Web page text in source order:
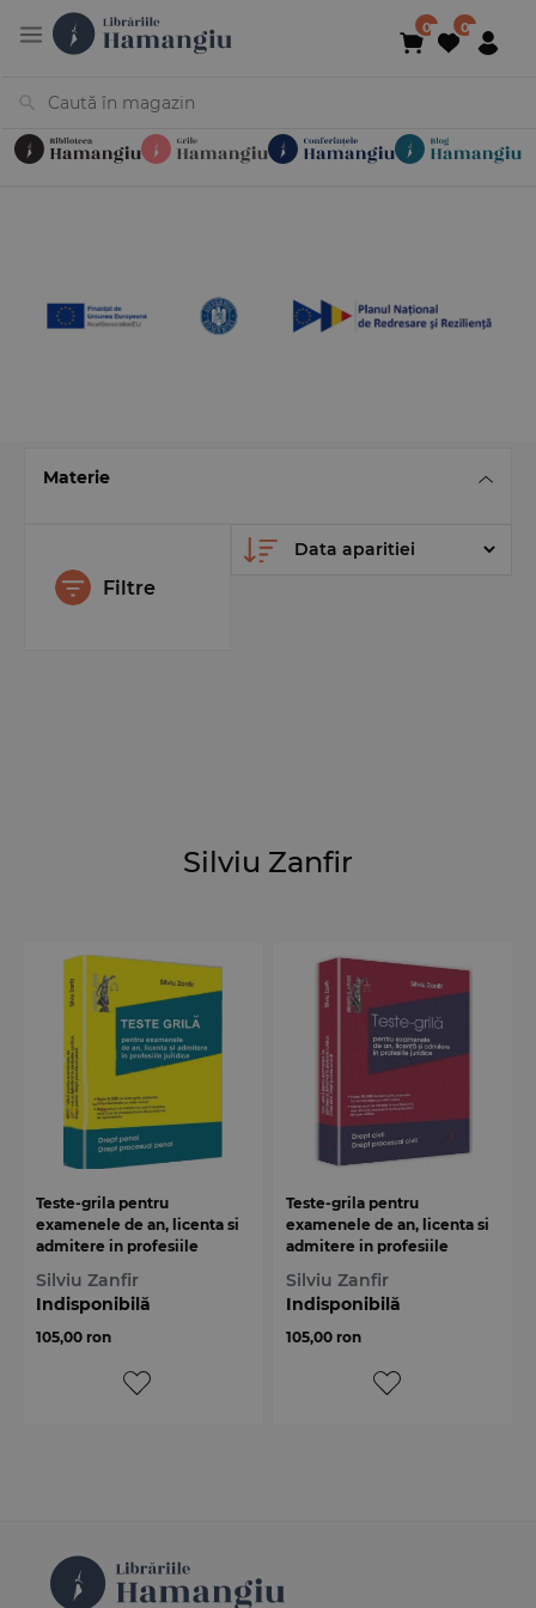
Materie
Filtre
Silviu Zanfir
Teste-grila pentru
examenele de an, licenta si
admitere in profesiile
Silviu Zanfir
Indisponibilă
105,00 ron
Teste-grila pentru
examenele de an, licenta si
admitere in profesiile
Silviu Zanfir
Indisponibilă
105,00 ron